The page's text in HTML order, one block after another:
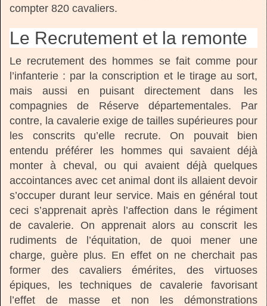
compter 820 cavaliers.
Le Recrutement et la remonte
Le recrutement des hommes se fait comme pour
l’infanterie : par la conscription et le tirage au sort,
mais aussi en puisant directement dans les
compagnies de Réserve départementales. Par
contre, la cavalerie exige de tailles supérieures pour
les conscrits qu’elle recrute. On pouvait bien
entendu préférer les hommes qui savaient déjà
monter à cheval, ou qui avaient déjà quelques
accointances avec cet animal dont ils allaient devoir
s’occuper durant leur service. Mais en général tout
ceci s’apprenait après l’affection dans le régiment
de cavalerie. On apprenait alors au conscrit les
rudiments de l’équitation, de quoi mener une
charge, guère plus. En effet on ne cherchait pas
former des cavaliers émérites, des virtuoses
épiques, les techniques de cavalerie favorisant
l’effet de masse et non les démonstrations